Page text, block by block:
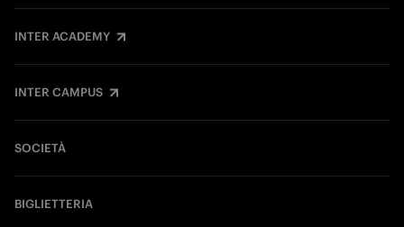
INTER ACADEMY
INTER CAMPUS
SOCIETÀ
BIGLIETTERIA